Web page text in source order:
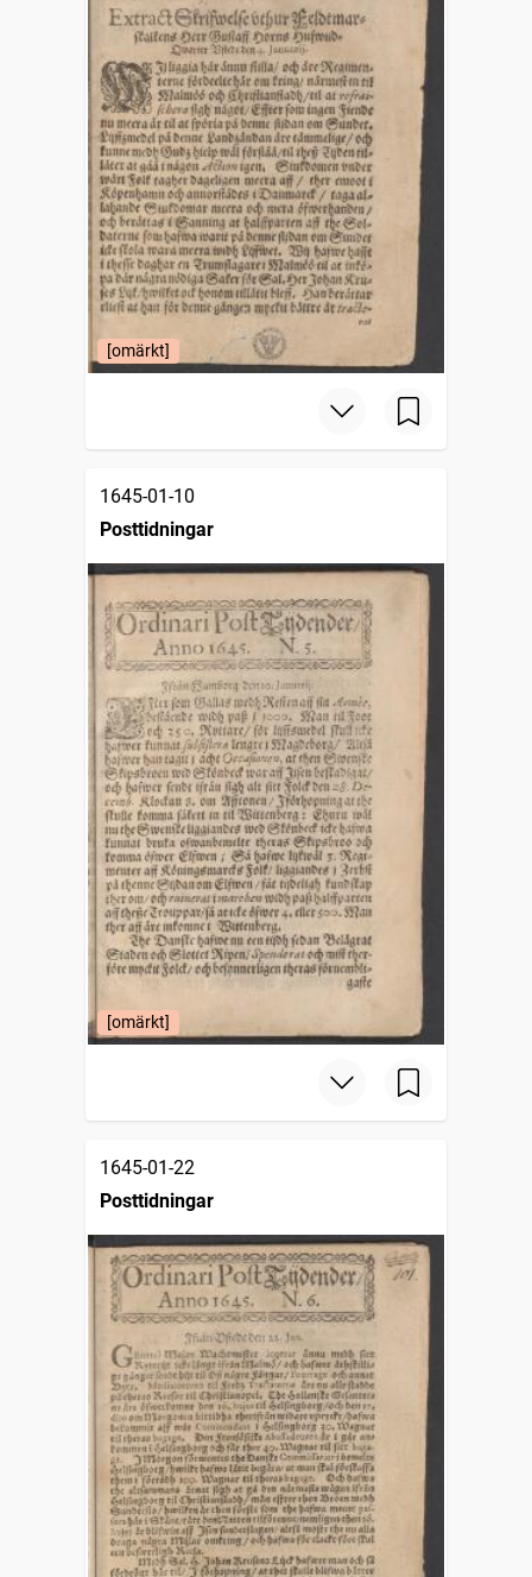
[omärkt]
1645-01-10
Posttidningar
[omärkt]
1645-01-22
Posttidningar